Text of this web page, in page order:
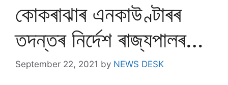
কোকৰাঝাৰ এনকাউণ্টাৰৰ
তদন্তৰ নিৰ্দেশ ৰাজ্যপালৰ…
September 22, 2021 by NEWS DESK